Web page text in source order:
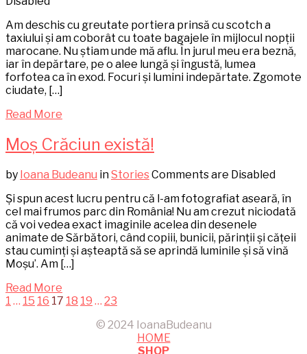
Am deschis cu greutate portiera prinsă cu scotch a
taxiului și am coborât cu toate bagajele în mijlocul nopții
marocane. Nu știam unde mă aflu. În jurul meu era beznă,
iar în depărtare, pe o alee lungă și îngustă, lumea
forfotea ca în exod. Focuri și lumini indepărtate. Zgomote
ciudate, […]
Read More
Moș Crăciun există!
by Ioana Budeanu inStoriesComments are Disabled
Și spun acest lucru pentru că l-am fotografiat aseară, în
cel mai frumos parc din România! Nu am crezut niciodată
că voi vedea exact imaginile acelea din desenele
animate de Sărbători, când copiii, bunicii, părinții și cățeii
stau cuminți și așteaptă să se aprindă luminile și să vină
Moșu’. Am […]
Read More
1 … 15 16 17 18 19 … 23
© 2024 IoanaBudeanu
HOME
SHOP